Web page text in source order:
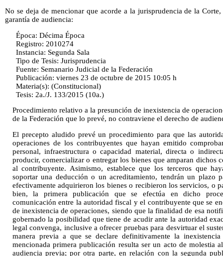
No se deja de mencionar que acorde a la jurisprudencia de la
garantía de audiencia:
Época: Décima Época
Registro: 2010274
Instancia: Segunda Sala
Tipo de Tesis: Jurisprudencia
Fuente: Semanario Judicial de la Federación
Publicación: viernes 23 de octubre de 2015 10:05 h
Materia(s): (Constitucional)
Tesis: 2a./J. 133/2015 (10a.)
Procedimiento relativo a la presunción de inexistencia de
de la Federación que lo prevé, no contraviene el derecho de
El precepto aludido prevé un procedimiento para que las
operaciones de los contribuyentes que hayan emitido
personal, infraestructura o capacidad material, directa o
producir, comercializar o entregar los bienes que amparan dichos
al contribuyente. Asimismo, establece que los terceros que
soportar una deducción o un acreditamiento, tendrán un plazo
efectivamente adquirieron los bienes o recibieron los servicios, o
bien, la primera publicación que se efectúa en dicho
comunicación entre la autoridad fiscal y el contribuyente que se
de inexistencia de operaciones, siendo que la finalidad de esa
gobernado la posibilidad que tiene de acudir ante la autoridad
legal convenga, inclusive a ofrecer pruebas para desvirtuar el
manera previa a que se declare definitivamente la
mencionada primera publicación resulta ser un acto de molestia
audiencia previa; por otra parte, en relación con la segunda